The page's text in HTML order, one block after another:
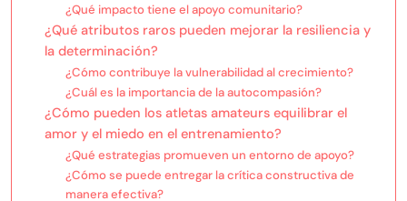
¿Qué impacto tiene el apoyo comunitario?
¿Qué atributos raros pueden mejorar la resiliencia y
la determinación?
¿Cómo contribuye la vulnerabilidad al crecimiento?
¿Cuál es la importancia de la autocompasión?
¿Cómo pueden los atletas amateurs equilibrar el
amor y el miedo en el entrenamiento?
¿Qué estrategias promueven un entorno de apoyo?
¿Cómo se puede entregar la crítica constructiva de
manera efectiva?